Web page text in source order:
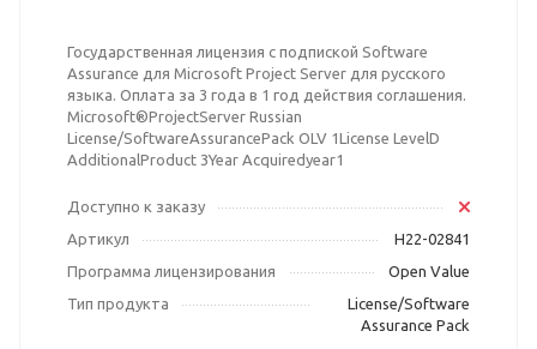
Государственная лицензия с подпиской Software
Assurance для Microsoft Project Server для русского
языка. Оплата за 3 года в 1 год действия соглашения.
Microsoft®ProjectServer Russian
License/SoftwareAssurancePack OLV 1License LevelD
AdditionalProduct 3Year Acquiredyear1
Доступно к заказу
Артикул
H22-02841
Программа лицензирования
Open Value
Тип продукта
License/Software
Assurance Pack